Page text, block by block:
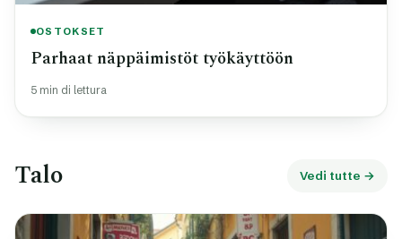
OSTOKSET
Parhaat näppäimistöt työkäyttöön
5 min di lettura
Talo Vedi tutte →